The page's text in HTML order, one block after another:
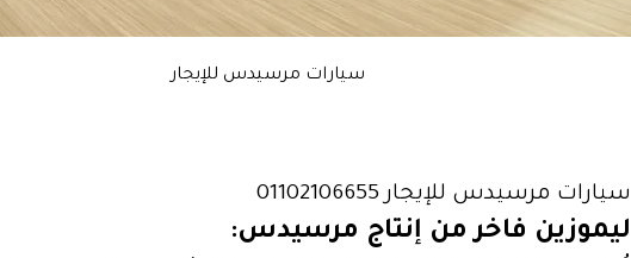
سيارات مرسيدس للإيجار
سيارات مرسيدس للإيجار 01102106655
ليموزين فاخر من إنتاج مرسيدس: